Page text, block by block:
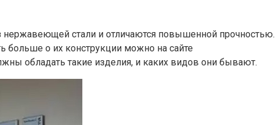
стали и отличаются повышенной прочностью.
больше о их конструкции можно на сайте
обладать такие изделия, и каких видов они бывают.